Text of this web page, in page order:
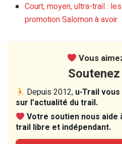
Court, moyen, ultra-trail :
promotion Salomon à avoir
Vous
Depuis 2012, u-Trail
sur l’actualité du trail.
Votre soutien nous aide
trail libre et indépendant.